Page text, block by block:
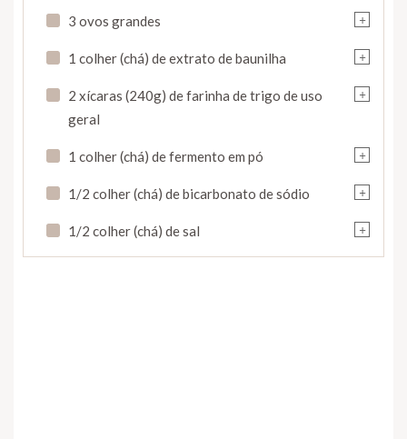
+
3 ovos grandes
+
1 colher (chá) de extrato de baunilha
+
2 xícaras (240g) de farinha de trigo de uso
geral
+
1 colher (chá) de fermento em pó
+
1/2 colher (chá) de bicarbonato de sódio
+
1/2 colher (chá) de sal